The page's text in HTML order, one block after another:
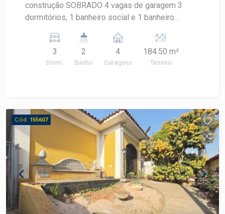
construção SOBRADO 4 vagas de garagem 3
dormitórios, 1 banheiro social e 1 banheiro
aberto / quintal
3
Dorm.
2
Banho
4
Garagens
184.50 m²
Terreno
Cód. 155607